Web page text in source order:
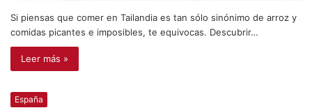
Si piensas que comer en Tailandia es tan sólo sinónimo de arroz y
comidas picantes e imposibles, te equivocas. Descubrir…
Leer más »
España